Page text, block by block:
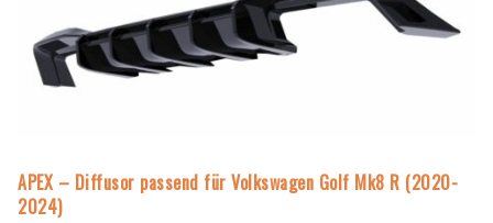
APEX – Diffusor passend für Volkswagen Golf Mk8 R (2020-
2024)